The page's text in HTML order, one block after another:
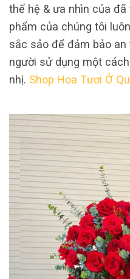
thế hệ & ưa nhìn của
phẩm của chúng tôi
sắc sảo để đảm bảo
người sử dụng một
nhị. Shop Hoa Tươi Ở